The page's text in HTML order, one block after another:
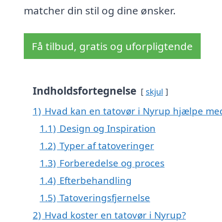
matcher din stil og dine ønsker.
Få tilbud, gratis og uforpligtende
Indholdsfortegnelse skjul
1) Hvad kan en tatovør i Nyrup hjælpe
1.1) Design og Inspiration
1.2) Typer af tatoveringer
1.3) Forberedelse og proces
1.4) Efterbehandling
1.5) Tatoveringsfjernelse
2) Hvad koster en tatovør i Nyrup?